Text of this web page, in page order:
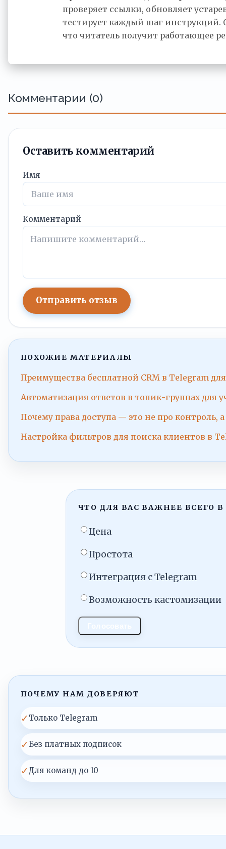
проверяет ссылки, обновляет
тестирует каждый шаг инструкций.
что читатель получит работающее
Комментарии (0)
Оставить комментарий
Имя
Комментарий
Отправить отзыв
ПОХОЖИЕ МАТЕРИАЛЫ
Преимущества бесплатной CRM в Telegram
Автоматизация ответов в топик-группах для
Почему права доступа — это не про контроль,
Настройка фильтров для поиска клиентов в
ЧТО ДЛЯ ВАС ВАЖНЕЕ ВСЕГО В
Цена
Простота
Интеграция с Telegram
Возможность кастомизации
ПОЧЕМУ НАМ ДОВЕРЯЮТ
✓ Только Telegram
✓Без платных подписок
✓Для команд до 10